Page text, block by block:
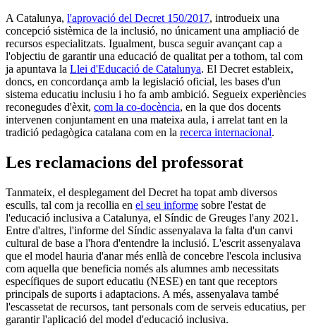
A Catalunya, l'aprovació del Decret 150/2017, introdueix una
concepció sistèmica de la inclusió, no únicament una ampliació de
recursos especialitzats. Igualment, busca seguir avançant cap a
l'objectiu de garantir una educació de qualitat per a tothom, tal com
ja apuntava la Llei d'Educació de Catalunya. El Decret estableix,
doncs, en concordança amb la legislació oficial, les bases d'un
sistema educatiu inclusiu i ho fa amb ambició. Segueix experiències
reconegudes d'èxit, com la co-docència, en la que dos docents
intervenen conjuntament en una mateixa aula, i arrelat tant en la
tradició pedagògica catalana com en la recerca internacional.
Les reclamacions del professorat
Tanmateix, el desplegament del Decret ha topat amb diversos
esculls, tal com ja recollia en el seu informe sobre l'estat de
l'educació inclusiva a Catalunya, el Síndic de Greuges l'any 2021.
Entre d'altres, l'informe del Síndic assenyalava la falta d'un canvi
cultural de base a l'hora d'entendre la inclusió. L'escrit assenyalava
que el model hauria d'anar més enllà de concebre l'escola inclusiva
com aquella que beneficia només als alumnes amb necessitats
específiques de suport educatiu (NESE) en tant que receptors
principals de suports i adaptacions. A més, assenyalava també
l'escassetat de recursos, tant personals com de serveis educatius, per
garantir l'aplicació del model d'educació inclusiva.